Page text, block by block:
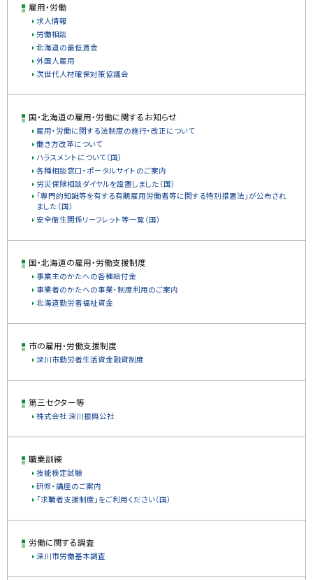
雇用・労働
求人情報
労働相談
北海道の最低賃金
外国人雇用
次世代人材確保対策協議会
国・北海道の雇用・労働に関するお知らせ
雇用・労働に関する法制度の施行・改正について
働き方改革について
ハラスメントについて（国）
各種相談窓口・ポータルサイトのご案内
労災保険相談ダイヤルを設置しました（国）
「専門的知識等を有する有期雇用労働者等に関する特別措置法」が公布され
ました（国）
安全衛生関係リーフレット等一覧（国）
国・北海道の雇用・労働支援制度
事業主のかたへの各種給付金
事業者のかたへの事業・制度利用のご案内
北海道勤労者福祉資金
市の雇用・労働支援制度
深川市勤労者生活資金融資制度
第三セクター等
株式会社 深川振興公社
職業訓練
技能検定試験
研修・講座のご案内
「求職者支援制度」をご利用ください（国）
労働に関する調査
深川市労働基本調査